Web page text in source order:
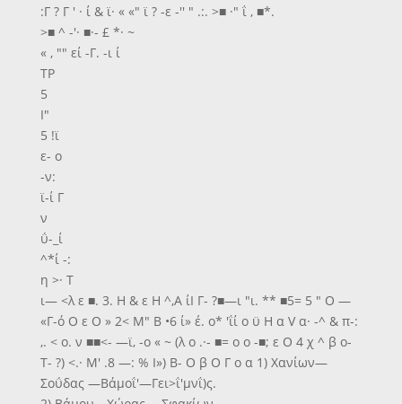
:Γ ? Γ ' · ί & ϊ· « «" ϊ ? -ε -'' " .:. >■ ·" ΐ , ■*.
>■ ^ -'· ■·- £ *· ~
« , "" εί -Γ. -ι ί
ΤΡ
5
Ι"
5 !ϊ
ε- ο
-ν:
ϊ-ί Γ
ν
ΰ-_ί
^*ί -:
η >· Τ
ι— <λ ε ■. 3. Η & ε Η ^,Α ίΙ Γ- ?■—ι "ι. ** ■5= 5 " Ο —
«Γ-ό Ο ε Ο » 2< Μ" Β •6 ί» έ. ο* 'ΐί ο ϋ Η α V α· -^ & π-:
,. < ο. ν ■■<- —ϊ, -ο « ~ (λ ο .·- ■= ο ο -■; ε Ο 4 χ ^ β ο-
Τ- ?) <.· Μ' .8 —: % Ι») Β- Ο β Ο Γ ο α 1) Χανίων—
Σοΰδας —Βάμοΐ'—Γει>ΐ'μνΐ)ς.